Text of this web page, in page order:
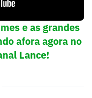
e as grandes
afora agora no
Lance!